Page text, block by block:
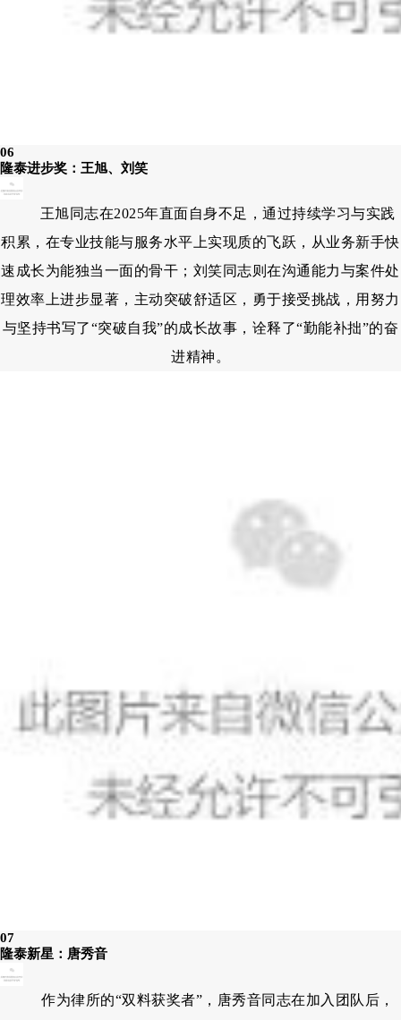
06
隆泰进步奖：王旭、刘笑
王旭同志在2025年直面自身不足，通过持续学习与实践
积累，在专业技能与服务水平上实现质的飞跃，从业务新手快
速成长为能独当一面的骨干；刘笑同志则在沟通能力与案件处
理效率上进步显著，主动突破舒适区，勇于接受挑战，用努力
与坚持书写了“突破自我”的成长故事，诠释了“勤能补拙”的奋
进精神。
07
隆泰新星：唐秀音
作为律所的“双料获奖者”，唐秀音同志在加入团队后，